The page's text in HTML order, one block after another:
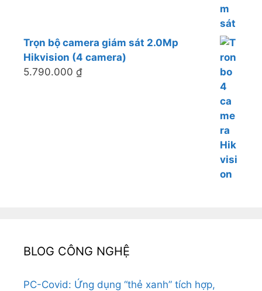
Trọn bộ camera giám sát 2.0Mp
Hikvision (4 camera)
5.790.000 ₫
BLOG CÔNG NGHỆ
PC-Covid: Ứng dụng “thẻ xanh” tích hợp,